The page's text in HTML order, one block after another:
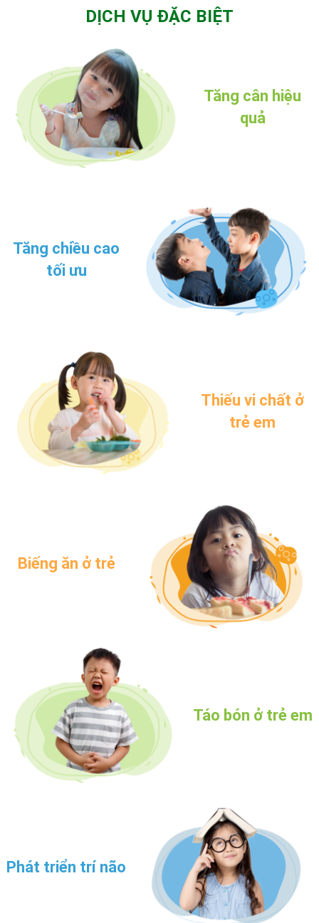
DỊCH VỤ ĐẶC BIỆT
Tăng cân hiệu
quả
Tăng chiều cao
tối ưu
Thiếu vi chất ở
trẻ em
Biếng ăn ở trẻ
Táo bón ở trẻ em
Phát triển trí não